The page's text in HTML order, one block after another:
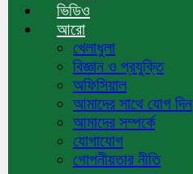
ভিডিও
আরো
খেলাধুলা
বিজ্ঞান ও প্রযুক্তি
অফিসিয়াল
আমাদের সাথে যোগ দিন
আমাদের সম্পর্কে
যোগাযোগ
গোপনীয়তার নীতি